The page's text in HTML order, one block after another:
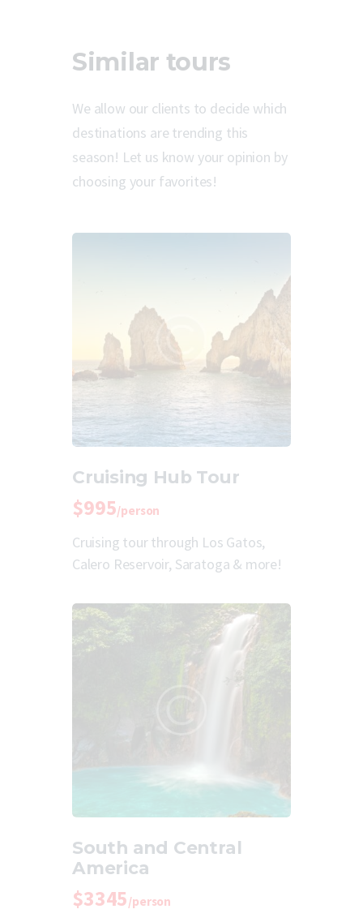
Similar tours
We allow our clients to decide which
destinations are trending this
season! Let us know your opinion by
choosing your favorites!
Cruising Hub Tour
$995/person
Cruising tour through Los Gatos,
Calero Reservoir, Saratoga & more!
South and Central
America
$3345/person